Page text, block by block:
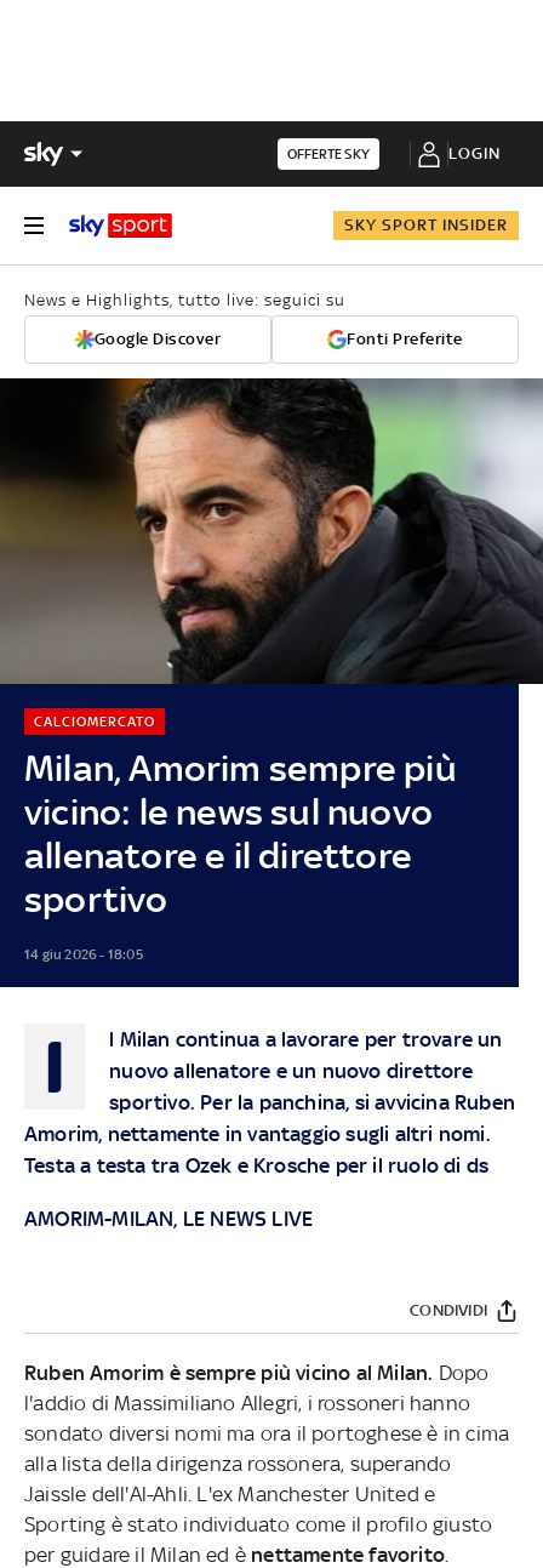
OFFERTE SKY LOGIN
SKY SPORT INSIDER
News e Highlights, tutto live: seguici su
Google Discover Fonti Preferite
Milan, Amorim sempre più
vicino: le news sul nuovo
allenatore e il direttore
sportivo
CALCIOMERCATO
14 giu 2026 - 18:05
I
l Milan continua a lavorare per trovare un
nuovo allenatore e un nuovo direttore
sportivo. Per la panchina, si avvicina Ruben
Amorim, nettamente in vantaggio sugli altri nomi.
Testa a testa tra Ozek e Krosche per il ruolo di ds
AMORIM-MILAN, LE NEWS LIVE
CONDIVIDI
Ruben Amorim è sempre più vicino al Milan. Dopo
l'addio di Massimiliano Allegri, i rossoneri hanno
sondato diversi nomi ma ora il portoghese è in cima
alla lista della dirigenza rossonera, superando
Jaissle dell'Al-Ahli. L'ex Manchester United e
Sporting è stato individuato come il profilo giusto
per guidare il Milan ed è nettamente favorito